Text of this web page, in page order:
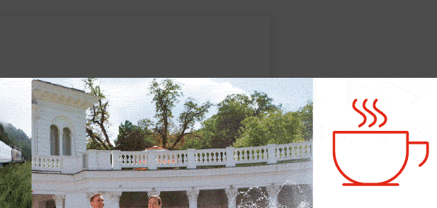
"Славии" обвинили в расизме и
налогами донаты для стримеров
рассказал о последствиях